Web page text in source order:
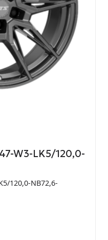
W3-LK5/120,0-
120,0-NB72,6-